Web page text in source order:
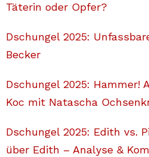
Täterin oder Opfer?
Dschungel 2025:
Becker
Dschungel 2025: Hammer!
Koc mit Natascha
Dschungel 2025: Edith vs.
über Edith – Analyse &